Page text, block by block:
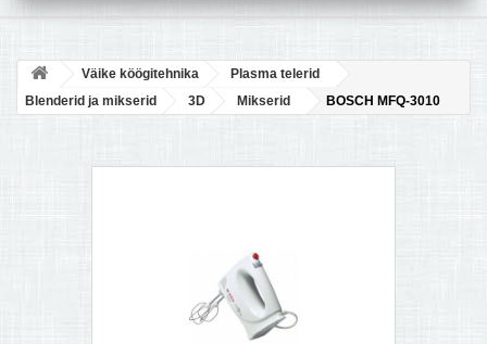
+
TOOTED
+
MULTIKEETJAST JA SELLE OMADUSEST
Väike köögitehnika
Plasma telerid
Blenderid ja mikserid
3D Mikserid BOSCH MFQ-3010